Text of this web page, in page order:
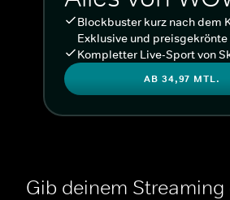
Blockbuster kurz nach dem
Exklusive und preisgekrönte
Kompletter Live-Sport von
AB 34,97 MTL.
Gib deinem